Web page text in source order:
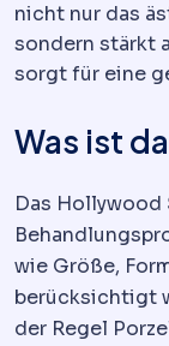
nicht nur das
sondern stärkt
sorgt für eine
Was ist
Das
wie Größe,
berücksichtigt
der Regel